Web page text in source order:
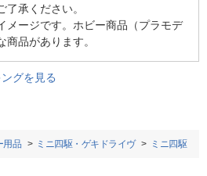
承ください。
メージです。ホビー商品（プラモデ
品があります。
グを見る
用品 ミニ四駆・ゲキドライヴ ミニ四駆